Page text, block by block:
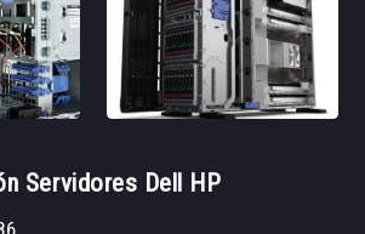
Servidores Dell HP